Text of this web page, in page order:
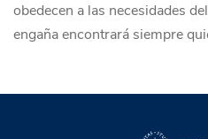
obedecen a las necesidades
engaña encontrará siempre